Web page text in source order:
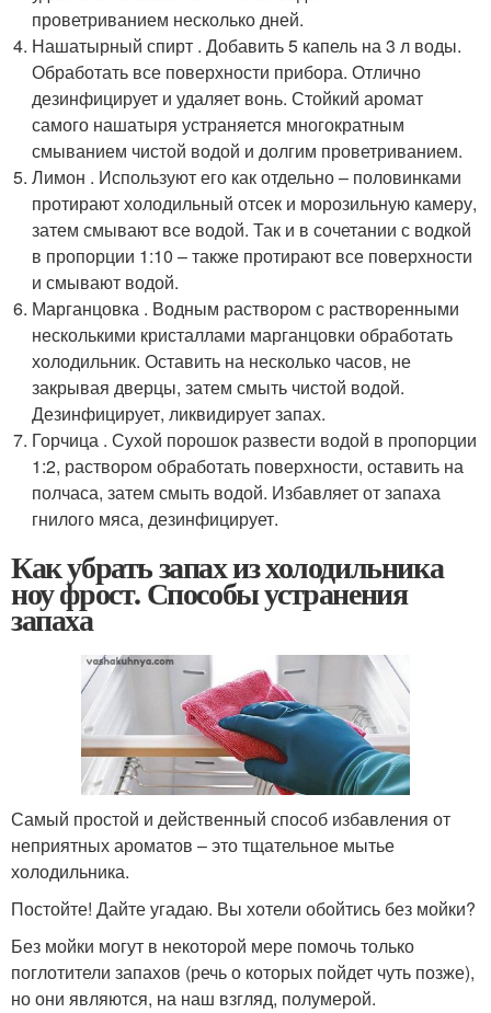
проветриванием несколько дней.
Нашатырный спирт . Добавить 5 капель на 3 л воды.
Обработать все поверхности прибора. Отлично
дезинфицирует и удаляет вонь. Стойкий аромат
самого нашатыря устраняется многократным
смыванием чистой водой и долгим проветриванием.
Лимон . Используют его как отдельно – половинками
протирают холодильный отсек и морозильную камеру,
затем смывают все водой. Так и в сочетании с водкой
в пропорции 1:10 – также протирают все поверхности
и смывают водой.
Марганцовка . Водным раствором с растворенными
несколькими кристаллами марганцовки обработать
холодильник. Оставить на несколько часов, не
закрывая дверцы, затем смыть чистой водой.
Дезинфицирует, ликвидирует запах.
Горчица . Сухой порошок развести водой в пропорции
1:2, раствором обработать поверхности, оставить на
полчаса, затем смыть водой. Избавляет от запаха
гнилого мяса, дезинфицирует.
Как убрать запах из холодильника
ноу фрост. Способы устранения
запаха
Самый простой и действенный способ избавления от
неприятных ароматов – это тщательное мытье
холодильника.
Постойте! Дайте угадаю. Вы хотели обойтись без мойки?
Без мойки могут в некоторой мере помочь только
поглотители запахов (речь о которых пойдет чуть позже),
но они являются, на наш взгляд, полумерой.